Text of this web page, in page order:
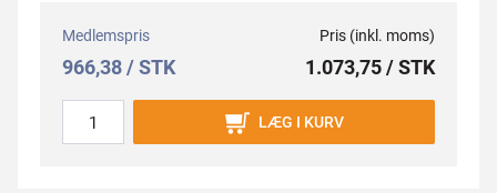
Medlemspris
966,38 / STK
Pris (inkl. moms)
1.073,75 / STK
LÆG I KURV